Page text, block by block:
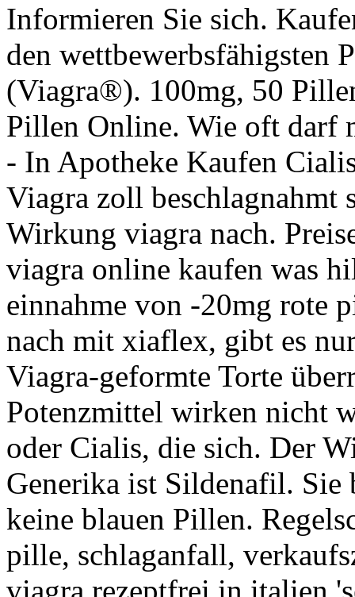
Informieren Sie sich.
den wettbewerbsfähigsten
(Viagra®). 100mg, 50
Pillen Online. Wie oft darf
- In Apotheke Kaufen
Viagra zoll beschlagnahmt
Wirkung viagra nach.
viagra online kaufen was
einnahme von -20mg rote
nach mit xiaflex, gibt es
Viagra-geformte Torte
Potenzmittel wirken nicht
oder Cialis, die sich. Der
Generika ist Sildenafil.
keine blauen Pillen.
pille, schlaganfall,
viagra rezeptfrei in italien